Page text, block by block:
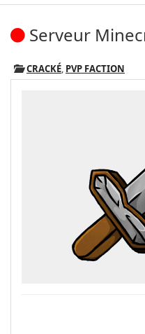
Serveur
CRACKÉ, PVP FACTION